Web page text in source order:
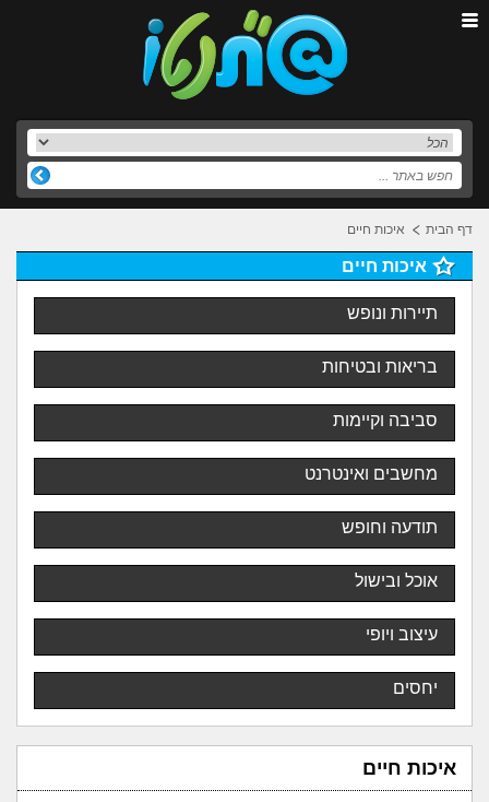
דף הבית איכות חיים
איכות חיים
תיירות ונופש
בריאות ובטיחות
סביבה וקיימות
מחשבים ואינטרנט
תודעה וחופש
אוכל ובישול
עיצוב ויופי
יחסים
איכות חיים